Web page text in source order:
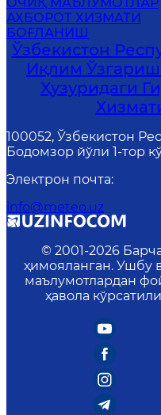
АХБОРОТ ХИЗМАТИ
БОҒЛАНИШ
Ўзбекистон
Иқлим
Ҳузуридаги
100052, Ўзбекистон
Бодомзор йўли 1-тор
Электрон почта:
info@meteo.uz
© 2001-2026
ҳимояланган. Ушбу
маълумотлардан
ҳавола